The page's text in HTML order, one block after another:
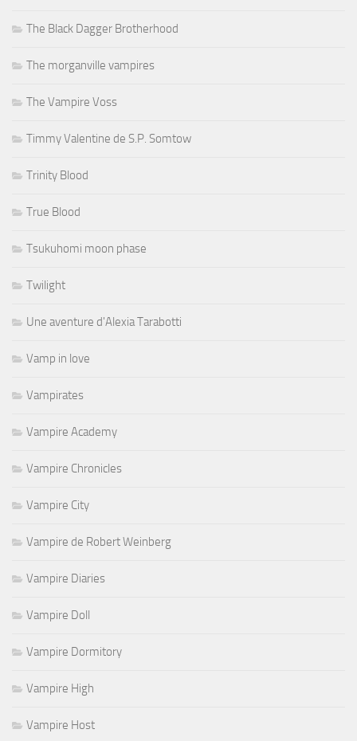
The Black Dagger Brotherhood
The morganville vampires
The Vampire Voss
Timmy Valentine de S.P. Somtow
Trinity Blood
True Blood
Tsukuhomi moon phase
Twilight
Une aventure d'Alexia Tarabotti
Vamp in love
Vampirates
Vampire Academy
Vampire Chronicles
Vampire City
Vampire de Robert Weinberg
Vampire Diaries
Vampire Doll
Vampire Dormitory
Vampire High
Vampire Host